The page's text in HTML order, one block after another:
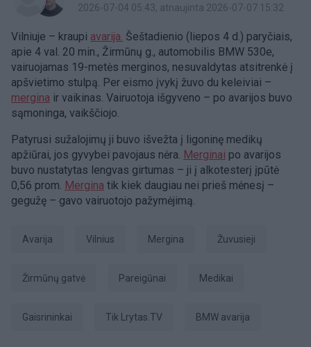
2026-07-04 05:43, atnaujinta 2026-07-07 15:32
Vilniuje – kraupi avarija. Šeštadienio (liepos 4 d.) paryčiais,
apie 4 val. 20 min., Žirmūnų g., automobilis BMW 530e,
vairuojamas 19-metės merginos, nesuvaldytas atsitrenkė į
apšvietimo stulpą. Per eismo įvykį žuvo du keleiviai –
mergina ir vaikinas. Vairuotoja išgyveno – po avarijos buvo
sąmoninga, vaikščiojo.
Patyrusi sužalojimų ji buvo išvežta į ligoninę medikų
apžiūrai, jos gyvybei pavojaus nėra. Merginai po avarijos
buvo nustatytas lengvas girtumas – ji į alkotesterį įpūtė
0,56 prom. Mergina tik kiek daugiau nei prieš mėnesį –
gegužę – gavo vairuotojo pažymėjimą.
avarija Vilnius Mergina žuvusieji
Žirmūnų gatvė pareigūnai medikai
gaisrininkai tik Lrytas.TV BMW avarija